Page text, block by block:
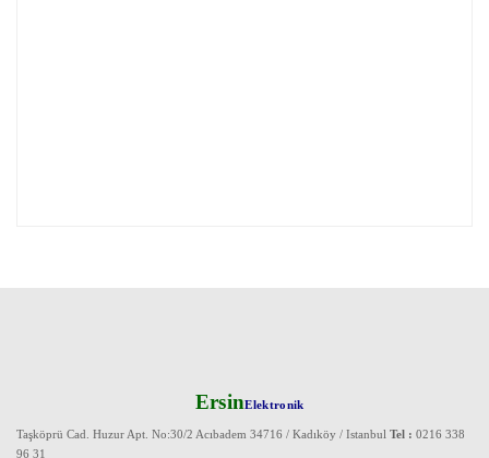
ErsinElektronik
Taşköprü Cad. Huzur Apt. No:30/2 Acıbadem 34716 / Kadıköy / Istanbul Tel : 0216 338
96 31